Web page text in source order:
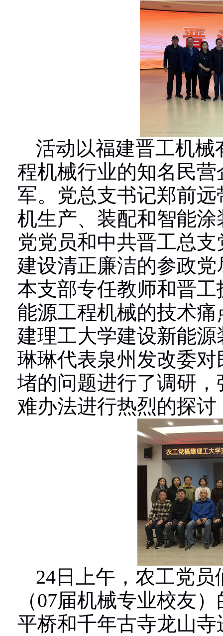
活动以福建晋工机
程机械行业的知名民
军。党总支书记郑前
机生产、装配和智能
党党员和中共晋工总
建设清正廉洁的参政
本支部专任教师和晋
能源工程机械的技术
建理工大学建设新能
琳琳代表泉州发改委
堵的问题进行了调研
难办法进行热烈的探
24 日上午，农工党
（07届机械专业校友
平桥和千年古寺龙山